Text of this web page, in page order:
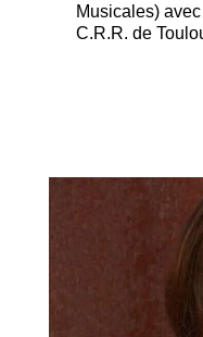
Musicales)
C.R.R. de